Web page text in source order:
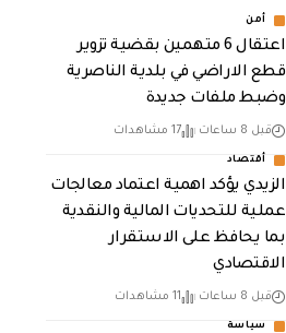
أمن
اعتقال 6 متهمين بقضية تزوير
قطع الاراضي في بلدية الناصرية
وضبط ملفات جديدة
قبل 8 ساعات 17 مشاهدات
أقتصاد
الزيدي يؤكد اهمية اعتماد معالجات
عملية للتحديات المالية والنقدية
بما يحافظ على الاستقرار
الاقتصادي
قبل 8 ساعات 11 مشاهدات
سياسة